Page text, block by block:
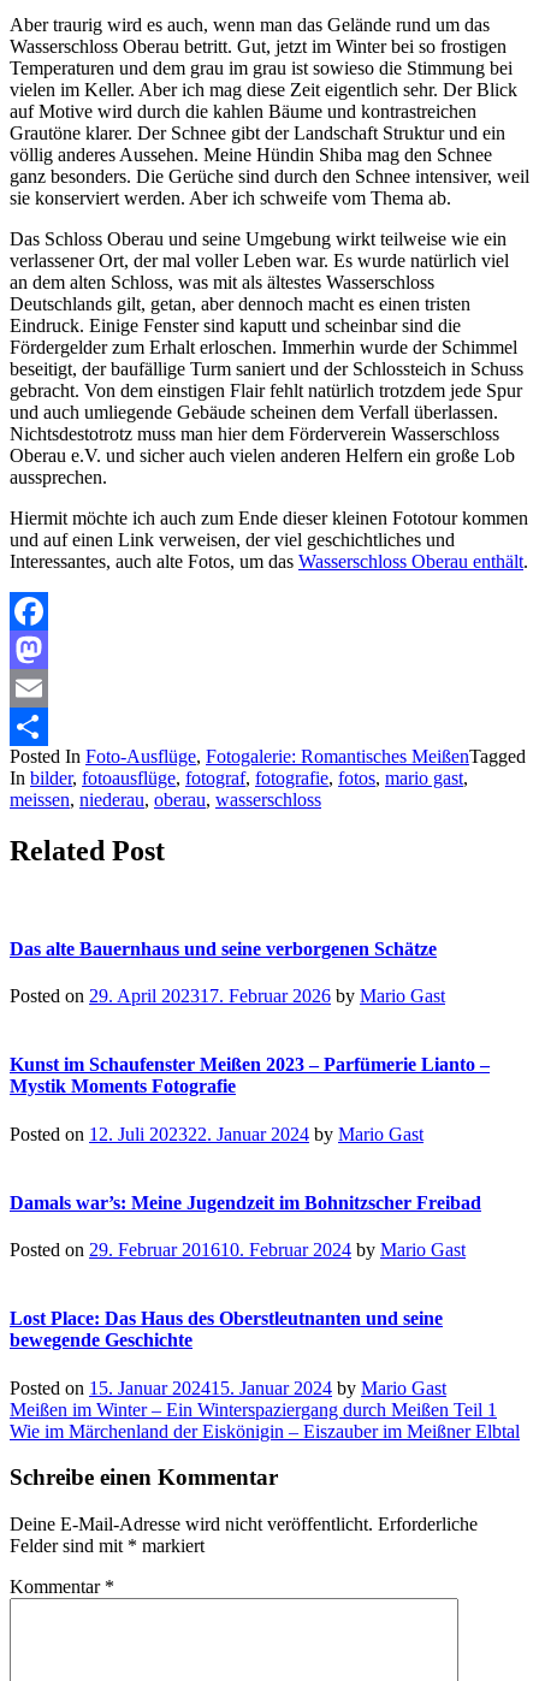
Aber traurig wird es auch, wenn man das Gelände rund um das
Wasserschloss Oberau betritt. Gut, jetzt im Winter bei so frostigen
Temperaturen und dem grau im grau ist sowieso die Stimmung bei
vielen im Keller. Aber ich mag diese Zeit eigentlich sehr. Der Blick
auf Motive wird durch die kahlen Bäume und kontrastreichen
Grautöne klarer. Der Schnee gibt der Landschaft Struktur und ein
völlig anderes Aussehen. Meine Hündin Shiba mag den Schnee
ganz besonders. Die Gerüche sind durch den Schnee intensiver, weil
sie konserviert werden. Aber ich schweife vom Thema ab.
Das Schloss Oberau und seine Umgebung wirkt teilweise wie ein
verlassener Ort, der mal voller Leben war. Es wurde natürlich viel
an dem alten Schloss, was mit als ältestes Wasserschloss
Deutschlands gilt, getan, aber dennoch macht es einen tristen
Eindruck. Einige Fenster sind kaputt und scheinbar sind die
Fördergelder zum Erhalt erloschen. Immerhin wurde der Schimmel
beseitigt, der baufällige Turm saniert und der Schlossteich in Schuss
gebracht. Von dem einstigen Flair fehlt natürlich trotzdem jede Spur
und auch umliegende Gebäude scheinen dem Verfall überlassen.
Nichtsdestotrotz muss man hier dem Förderverein Wasserschloss
Oberau e.V. und sicher auch vielen anderen Helfern ein große Lob
aussprechen.
Hiermit möchte ich auch zum Ende dieser kleinen Fototour kommen
und auf einen Link verweisen, der viel geschichtliches und
Interessantes, auch alte Fotos, um das Wasserschloss Oberau enthält.
Facebook
Mastodon
Email
Teilen
Posted In Foto-Ausflüge, Fotogalerie: Romantisches MeißenTagged
In bilder, fotoausflüge, fotograf, fotografie, fotos, mario gast,
meissen, niederau, oberau, wasserschloss
Related Post
Das alte Bauernhaus und seine verborgenen Schätze
Posted on 29. April 202317. Februar 2026 by Mario Gast
Kunst im Schaufenster Meißen 2023 – Parfümerie Lianto –
Mystik Moments Fotografie
Posted on 12. Juli 202322. Januar 2024 by Mario Gast
Damals war’s: Meine Jugendzeit im Bohnitzscher Freibad
Posted on 29. Februar 201610. Februar 2024 by Mario Gast
Lost Place: Das Haus des Oberstleutnanten und seine
bewegende Geschichte
Posted on 15. Januar 202415. Januar 2024 by Mario Gast
Beitragsnavigation
Meißen im Winter – Ein Winterspaziergang durch Meißen Teil 1
Wie im Märchenland der Eiskönigin – Eiszauber im Meißner Elbtal
Schreibe einen Kommentar
Deine E-Mail-Adresse wird nicht veröffentlicht. Erforderliche
Felder sind mit * markiert
Kommentar *